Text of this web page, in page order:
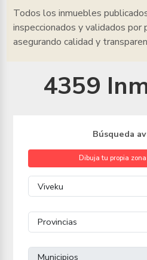
Todos los inmuebles
inspeccionados y validados
asegurando calidad y
4359
Búsqueda
Dibuja tu propia